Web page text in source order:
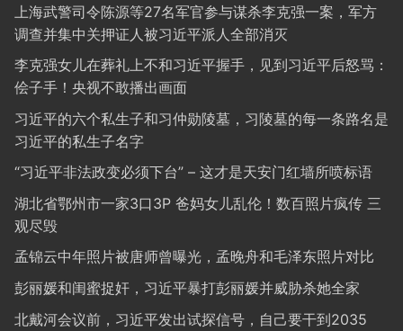
上海武警司令陈源等27名军官参与谋杀李克强一案，军方
调查并集中关押证人被习近平派人全部消灭
李克强女儿在葬礼上不和习近平握手，见到习近平后怒骂：
侩子手！央视不敢播出画面
习近平的六个私生子和习仲勋陵墓，习陵墓的每一条路名是
习近平的私生子名字
“习近平非法政变必须下台” – 这才是天安门红墙所喷标语
湖北省鄂州市一家3口3P 爸妈女儿乱伦！数百照片疯传 三
观尽毁
孟锦云中年照片被唐师曾曝光，孟晚舟和毛泽东照片对比
彭丽媛和闺蜜捉奸，习近平暴打彭丽媛并威胁杀她全家
北戴河会议前，习近平发出试探信号，自己要干到2035